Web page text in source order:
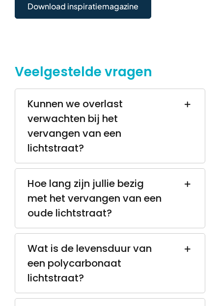
Download inspiratiemagazine
Veelgestelde vragen
Kunnen we overlast
verwachten bij het
vervangen van een
lichtstraat?
Hoe lang zijn jullie bezig
met het vervangen van een
oude lichtstraat?
Wat is de levensduur van
een polycarbonaat
lichtstraat?